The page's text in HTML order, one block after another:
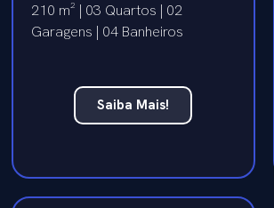
210 m² | 03 Quartos | 02
Garagens | 04 Banheiros
Saiba Mais!